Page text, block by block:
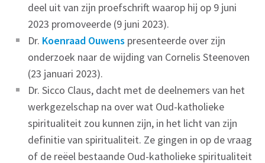
deel uit van zijn proefschrift waarop hij op 9 juni
2023 promoveerde (9 juni 2023).
Dr. Koenraad Ouwens presenteerde over zijn
onderzoek naar de wijding van Cornelis Steenoven
(23 januari 2023).
Dr. Sicco Claus, dacht met de deelnemers van het
werkgezelschap na over wat Oud-katholieke
spiritualiteit zou kunnen zijn, in het licht van zijn
definitie van spiritualiteit. Ze gingen in op de vraag
of de reëel bestaande Oud-katholieke spiritualiteit